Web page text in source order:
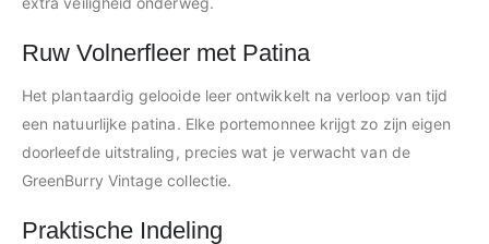
Ruw Volnerfleer met Patina
Het plantaardig gelooide leer ontwikkelt na verloop van tijd
een natuurlijke patina. Elke portemonnee krijgt zo zijn eigen
doorleefde uitstraling, precies wat je verwacht van de
GreenBurry Vintage collectie.
Praktische Indeling